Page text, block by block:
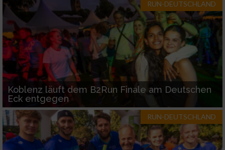
RUN-DEUTSCHLAND
Koblenz läuft dem B2Run Finale am Deutschen
Eck entgegen
RUN-DEUTSCHLAND